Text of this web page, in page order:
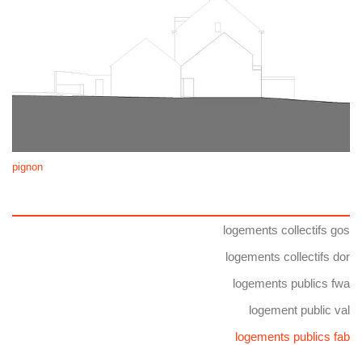
pignon
logements collectifs gos
logements collectifs dor
logements publics fwa
logement public val
logements publics fab